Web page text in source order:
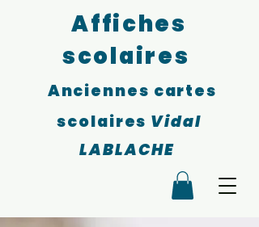
Affiches
scolaires
Anciennes cartes
scolaires Vidal
LABLACHE